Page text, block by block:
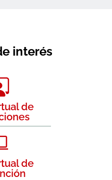
interés
de
de